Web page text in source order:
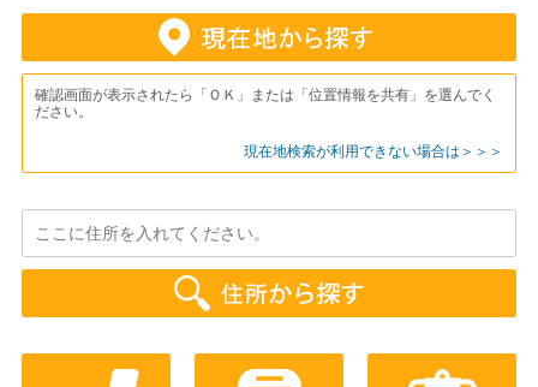
確認画面が表示されたら「ＯＫ」または「位置情報を共有」を選んでく
ださい。
現在地検索が利用できない場合は＞＞＞